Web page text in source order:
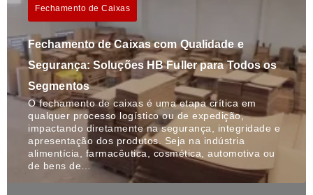
Fechamento de Caixas
Fechamento de Caixas com Qualidade e
Segurança: Soluções HB Fuller para Todos os
Segmentos
O fechamento de caixas é uma etapa crítica em
qualquer processo logístico ou de expedição,
impactando diretamente na segurança, integridade e
apresentação dos produtos. Seja na indústria
alimentícia, farmacêutica, cosmética, automotiva ou
de bens de…